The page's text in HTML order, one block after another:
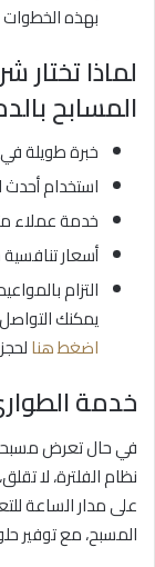
بهذه
لماذا تختار
المسابح
خبرة طويلة
استخدام
خدمة عملاء متوفرة 24/7 عبر
أسعار
التزام
يمكنك
اضغط هنا
خدمة
في حال تعرض
نظام الفلترة، لا
على مدار الساعة
المسبح، مع توفير